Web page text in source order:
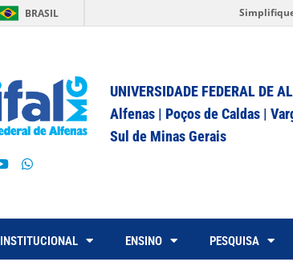
BRASIL
UNIVERSIDADE FEDERAL DE
Alfenas | Poços de Caldas |
Sul de Minas Gerais
INSTITUCIONAL ENSINO PESQUISA